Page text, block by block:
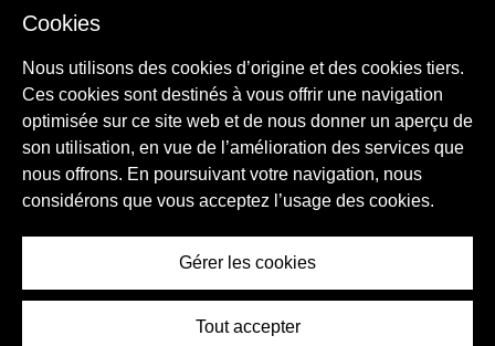
Projets
Acheter votre maison
Vendre
Hypothèque
Service de recherche
Blog
Régions du monde entier
Cookies
Nous utilisons des cookies d’origine et des cookies tiers.
Ces cookies sont destinés à vous offrir une navigation
optimisée sur ce site web et de nous donner un aperçu de
son utilisation, en vue de l’amélioration des services que
nous offrons. En poursuivant votre navigation, nous
considérons que vous acceptez l’usage des cookies.
Gérer les cookies
Tout accepter